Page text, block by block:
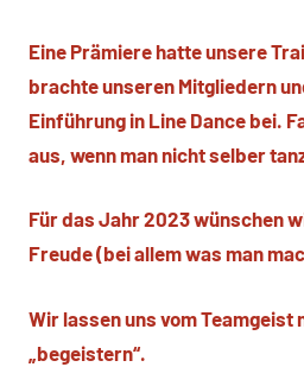
Eine Prämiere hatte unsere
brachte unseren Mitgliedern
Einführung in Line Dance bei.
aus, wenn man nicht selber
Für das Jahr 2023 wünschen
Freude (bei allem was man
Wir lassen uns vom Teamgeist
„begeistern“.